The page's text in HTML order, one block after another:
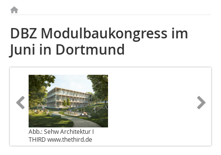
DBZ Modulbaukongress im
Juni in Dortmund
Abb.: Sehw Architektur I
THIRD www.thethird.de